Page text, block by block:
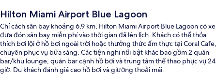
Hilton Miami Airport Blue Lagoon
Chỉ cách sân bay khoảng 6,9 km, Hilton Miami Airport Blue Lagoon có xe
đưa đón sân bay miễn phí vào thời gian đã lên lịch. Khách có thể thỏa
thích bơi lội ở hồ bơi ngoài trời hoặc thưởng thức ẩm thực tại Coral Cafe,
chuyên phục vụ bữa sáng. Các tiện nghi nổi bật khác bao gồm 2 quán
bar/khu lounge, quán bar cạnh hồ bơi và trung tâm thể thao phục vụ 24
giờ. Du khách đánh giá cao hồ bơi và giường thoải mái.